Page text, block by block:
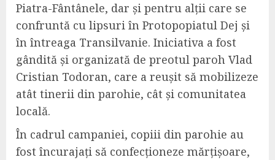
Piatra-Fântânele, dar și pentru alții care se
confruntă cu lipsuri în Protopopiatul Dej și
în întreaga Transilvanie. Iniciativa a fost
gândită și organizată de preotul paroh Vlad
Cristian Todoran, care a reușit să mobilizeze
atât tinerii din parohie, cât și comunitatea
locală.
În cadrul campaniei, copiii din parohie au
fost încurajați să confecționeze mărțișoare,